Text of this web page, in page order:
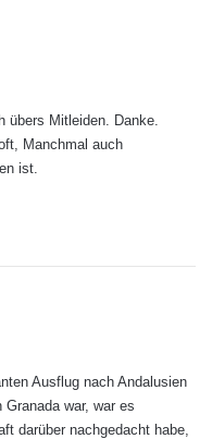
übers Mitleiden. Danke.
Manchmal auch
ist.
Ausflug nach Andalusien
war, war es
darüber nachgedacht habe,